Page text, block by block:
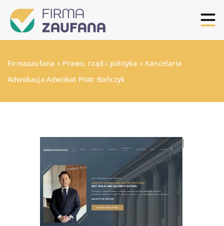
Firmazaufana » Prawo, rząd i polityka » Kancelaria
Adwokacja Adwokat Piotr Bańczyk